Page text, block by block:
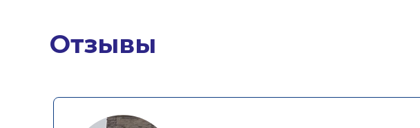
Отзывы